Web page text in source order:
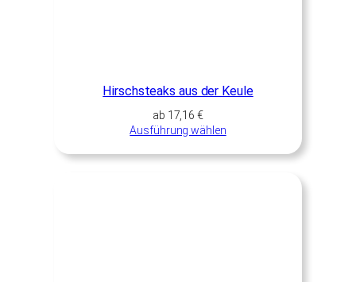
Hirschsteaks aus der Keule
ab 17,16€
Ausführung wählen